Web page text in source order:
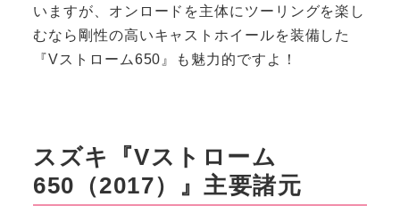
いますが、オンロードを主体にツーリングを楽し
むなら剛性の高いキャストホイールを装備した
『Vストローム650』も魅力的ですよ！
スズキ『Vストローム
650（2017）』主要諸元